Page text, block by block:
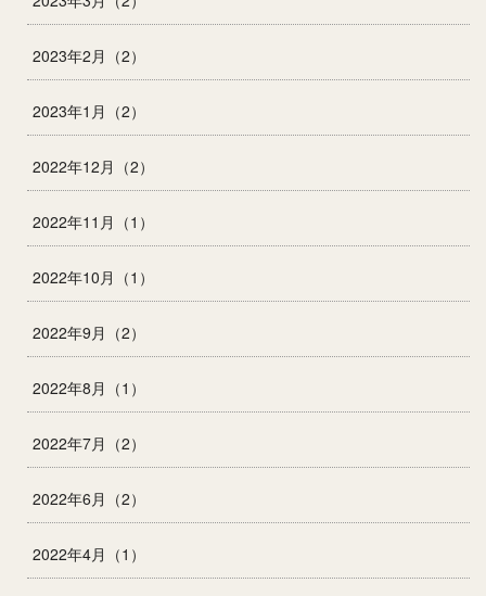
2023年2月（2）
2023年1月（2）
2022年12月（2）
2022年11月（1）
2022年10月（1）
2022年9月（2）
2022年8月（1）
2022年7月（2）
2022年6月（2）
2022年4月（1）